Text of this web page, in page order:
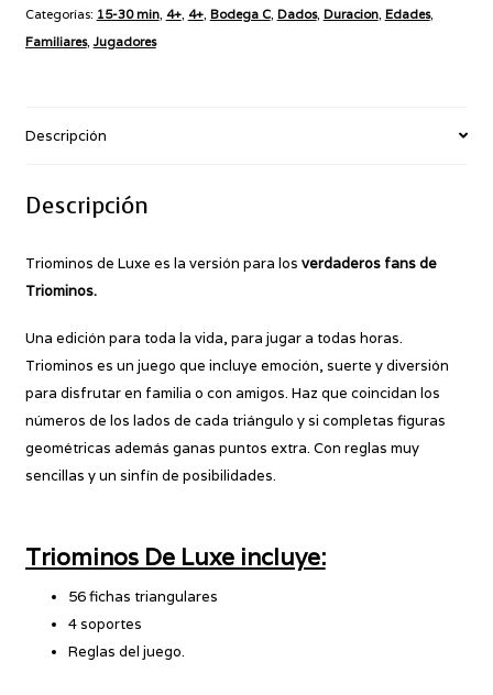
Categorías: 15-30 min, 4+, 4+, Bodega C, Dados, Duracion, Edades,
Familiares, Jugadores
Descripción
Descripción
Triominos de Luxe es la versión para los verdaderos fans de
Triominos.
Una edición para toda la vida, para jugar a todas horas.
Triominos es un juego que incluye emoción, suerte y diversión
para disfrutar en familia o con amigos. Haz que coincidan los
números de los lados de cada triángulo y si completas figuras
geométricas además ganas puntos extra. Con reglas muy
sencillas y un sinfín de posibilidades.
Triominos De Luxe incluye:
56 fichas triangulares
4 soportes
Reglas del juego.